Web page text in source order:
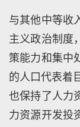
与其他中等收
主义政治制度
策能力和集中
的人口代表着
也保持了人力
力资源开发投